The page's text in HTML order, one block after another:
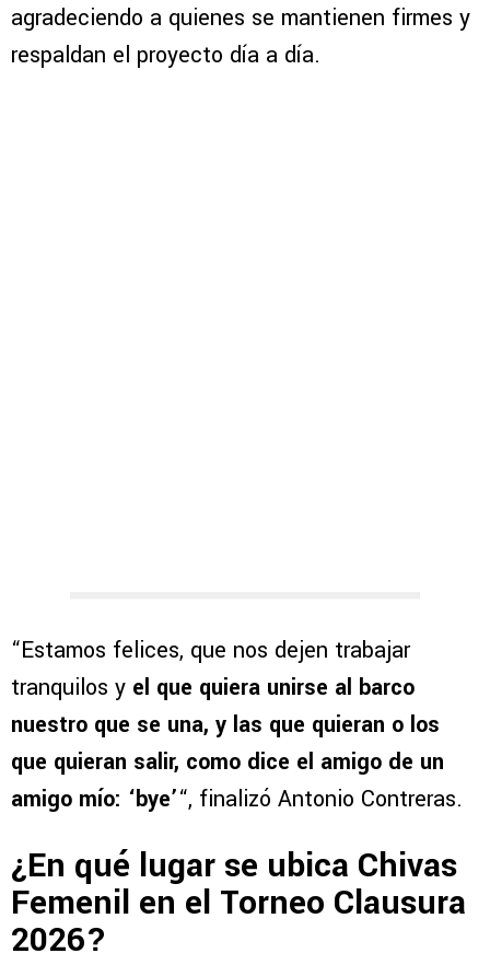
agradeciendo a quienes se mantienen firmes y
respaldan el proyecto día a día.
“Estamos felices, que nos dejen trabajar
tranquilos y el que quiera unirse al barco
nuestro que se una, y las que quieran o los
que quieran salir, como dice el amigo de un
amigo mío: ‘bye’“, finalizó Antonio Contreras.
¿En qué lugar se ubica Chivas
Femenil en el Torneo Clausura
2026?